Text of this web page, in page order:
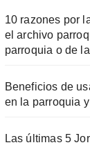
10 razones por
el archivo
parroquia o de
Beneficios de
en la parroquia
Las últimas 5